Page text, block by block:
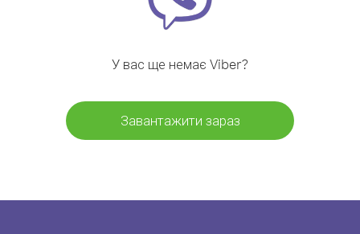
У вас ще немає Viber?
Завантажити зараз